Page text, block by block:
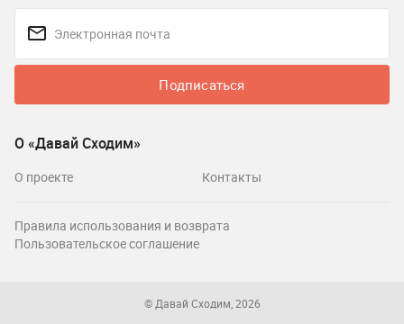
Подписаться
О «Давай Сходим»
О проекте Контакты
Правила использования и возврата
Пользовательское соглашение
© Давай Сходим, 2026